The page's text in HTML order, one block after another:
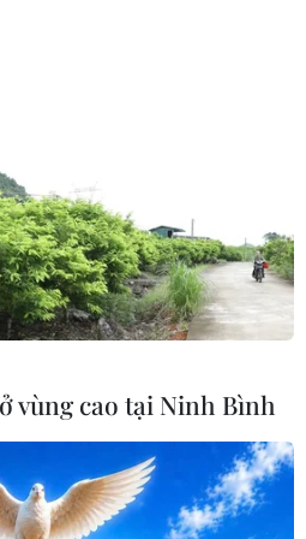
giao #Công hàm #Niken
vùng cao tại Ninh Bình